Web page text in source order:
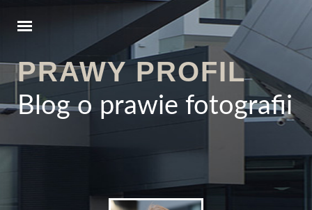
PRAWY PROFIL
Blog o prawie fotografii